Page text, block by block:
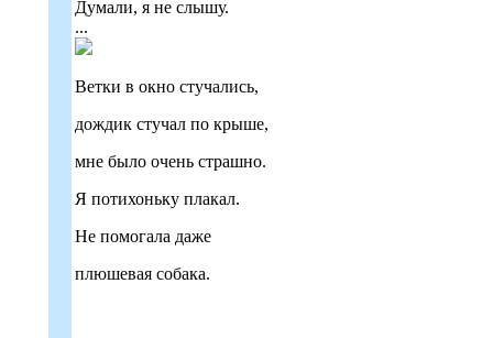
Думали, я не слышу.
...
Ветки в окно стучались,
дождик стучал по крыше,
мне было очень страшно.
Я потихоньку плакал.
Не помогала даже
плюшевая собака.